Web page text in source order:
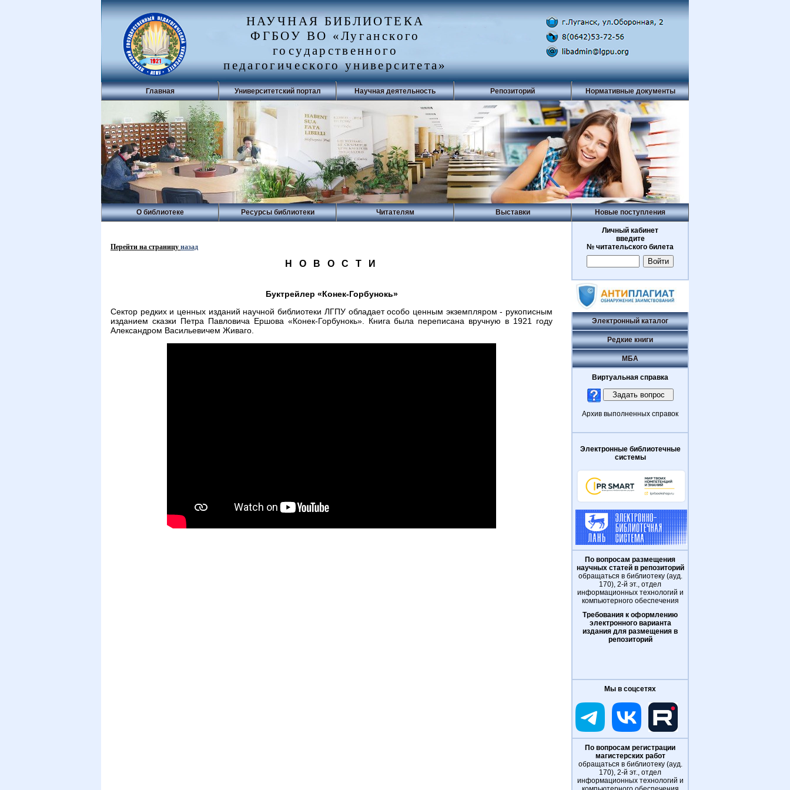
НАУЧНАЯ БИБЛИОТЕКА
ФГБОУ ВО «Луганского
государственного
педагогического университета»
Главная Университетский портал Научная деятельность Репозиторий Нормативные документы
О библиотеке Ресурсы библиотеки Читателям Выставки Новые поступления
Перейти на страницу назад
Н О В О С Т И
Буктрейлер «Конек-Горбунокь»
Сектор редких и ценных изданий научной библиотеки ЛГПУ обладает особо ценным экземпляром - рукописным
изданием сказки Петра Павловича Ершова «Конек-Горбунокь». Книга была переписана вручную в 1921 году
Александром Васильевичем Живаго.
Личный кабинет
введите
№ читательского билета
Электронный каталог
Редкие книги
МБА
Виртуальная справка
Архив выполненных справок
Электронные библиотечные
системы
По вопросам размещения
научных статей в репозиторий
обращаться в библиотеку (ауд.
170), 2-й эт., отдел
информационных технологий и
компьютерного обеспечения
Требования к оформлению
электронного варианта
издания для размещения в
репозиторий
Мы в соцсетях
По вопросам регистрации
магистерских работ
обращаться в библиотеку (ауд.
170), 2-й эт., отдел
информационных технологий и